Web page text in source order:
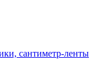
сантиметр-ленты